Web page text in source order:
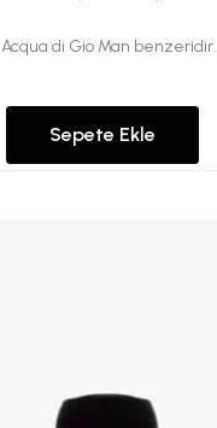
Acqua di Gio Man benzeridir.
Sepete Ekle